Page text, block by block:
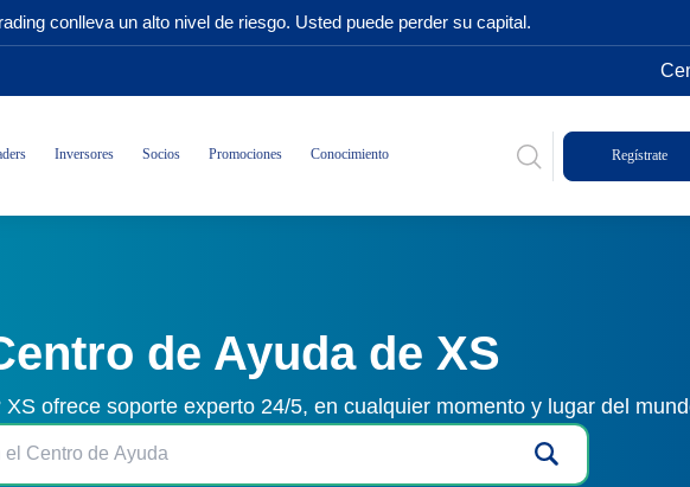
conlleva un alto nivel de riesgo. Usted puede perder su capital.
Inversores Socios Promociones Conocimiento Regístrate
de Ayuda de XS
ofrece soporte experto 24/5, en cualquier momento y lugar del